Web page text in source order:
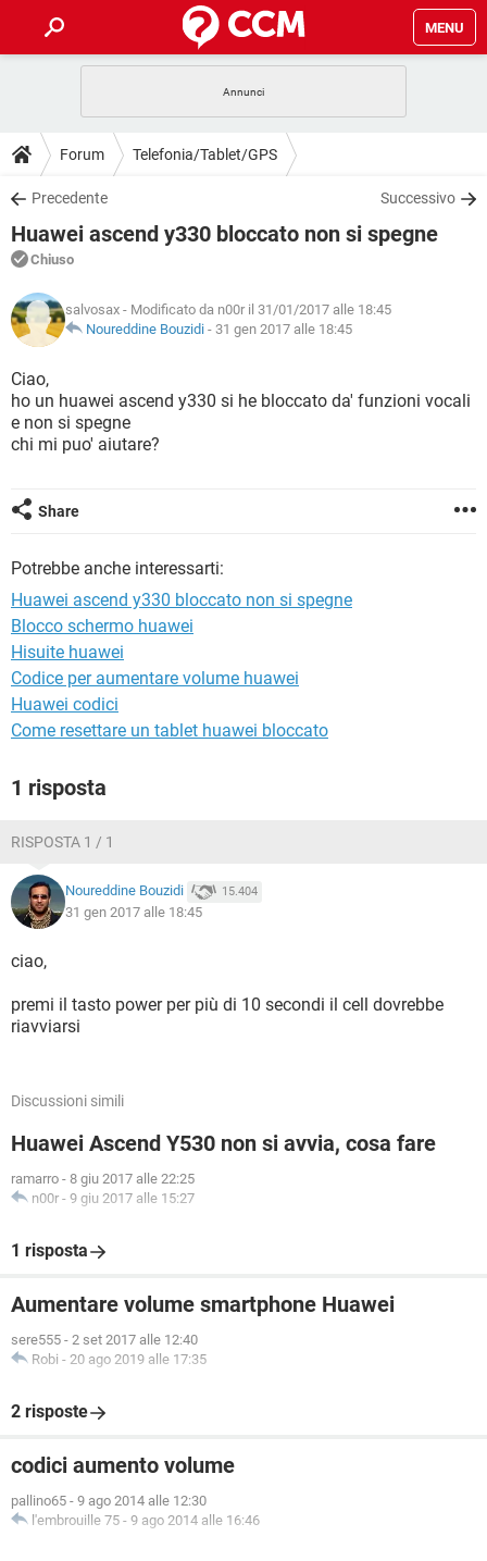
MENU
INTRATTENIMENTO ANDROID
iOS
INSTAGRAM WHATSAPP
TIKTOK
HARDWARE
GUIDE
COVID-19 GAMING
iOS
INSTAGRAM
TIKTOK FACEBOOK
DOWNLOAD
COVID-19 GAMING
INTRATTENIMENTO
iOS WINDOWS 10
INSTAGRAM
TIKTOK
HARDWARE
FORUM
COVID-19
INTRATTENIMENTO ANDROID
INSTAGRAM WHATSAPP
TIKTOK
GLOSSARIO
COVID-19
INTRATTENIMENTO
iOS
INSTAGRAM
Forum Telefonia/Tablet/GPS
Precedente Successivo
Huawei ascend y330 bloccato non si spegne
Chiuso
salvosax - Modificato da n00r il 31/01/2017 alle 18:45
Noureddine Bouzidi - 31 gen 2017 alle 18:45
Ciao,
ho un huawei ascend y330 si he bloccato da' funzioni vocali
e non si spegne
chi mi puo' aiutare?
Share
Potrebbe anche interessarti:
Huawei ascend y330 bloccato non si spegne
Blocco schermo huawei
Hisuite huawei
Codice per aumentare volume huawei
Huawei codici
Come resettare un tablet huawei bloccato
1 risposta
RISPOSTA 1 / 1
Noureddine Bouzidi 15.404
31 gen 2017 alle 18:45
ciao,
premi il tasto power per più di 10 secondi il cell dovrebbe
riavviarsi
Discussioni simili
Huawei Ascend Y530 non si avvia, cosa fare
ramarro - 8 giu 2017 alle 22:25
n00r - 9 giu 2017 alle 15:27
1 risposta
Aumentare volume smartphone Huawei
sere555 - 2 set 2017 alle 12:40
Robi - 20 ago 2019 alle 17:35
2 risposte
codici aumento volume
pallino65 - 9 ago 2014 alle 12:30
l'embrouille 75 - 9 ago 2014 alle 16:46